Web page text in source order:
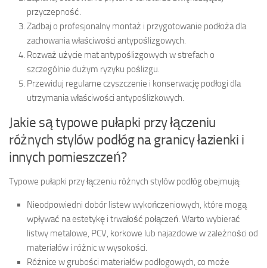
przyczepność.
Zadbaj o profesjonalny montaż i przygotowanie podłoża dla
zachowania właściwości antypoślizgowych.
Rozważ użycie mat antypoślizgowych w strefach o
szczególnie dużym ryzyku poślizgu.
Przewiduj regularne czyszczenie i konserwację podłogi dla
utrzymania właściwości antypoślizkowych.
Jakie są typowe pułapki przy łączeniu
różnych stylów podłóg na granicy łazienki i
innych pomieszczeń?
Typowe pułapki przy łączeniu różnych stylów podłóg obejmują:
Nieodpowiedni dobór listew wykończeniowych, które mogą
wpływać na estetykę i trwałość połączeń. Warto wybierać
listwy metalowe, PCV, korkowe lub najazdowe w zależności od
materiałów i różnic w wysokości.
Różnice w grubości materiałów podłogowych, co może